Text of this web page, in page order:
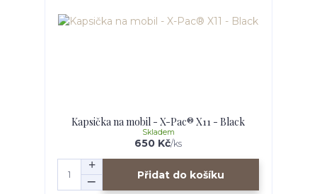
Kapsička na mobil - X-Pac® X11 - Black
650 Kč/ks
Skladem
Přidat do košíku